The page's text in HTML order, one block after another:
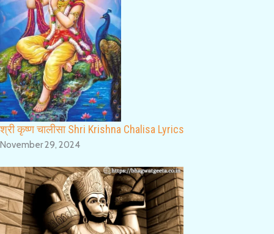
श्री कृष्ण चालीसा Shri Krishna Chalisa Lyrics
November 29, 2024